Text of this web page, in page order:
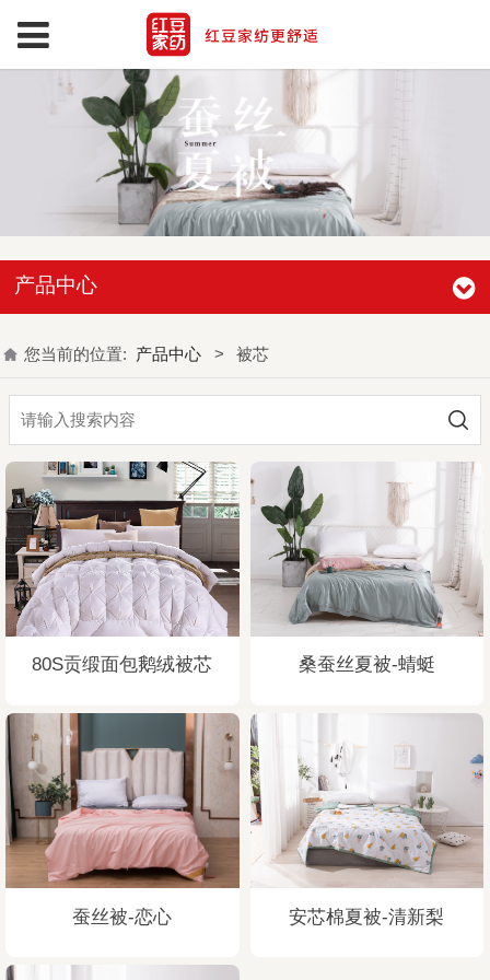
产品中心
您当前的位置: 产品中心 > 被芯
80S贡缎面包鹅绒被芯 桑蚕丝夏被-蜻蜓
蚕丝被-恋心 安芯棉夏被-清新梨